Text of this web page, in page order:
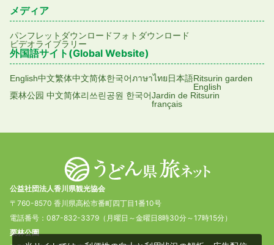
メディア
パンフレットダウンロードフォトダウンロード
ビデオライブラリー
外国語サイト(Global Website)
English中文繁体中文简体한국어ภาษาไทย日本語Ritsurin garden
English
栗林公园 中文简体리쓰린공원 한국어Jardin de Ritsurin
français
公益社団法人香川県観光協会
〒760-8570 香川県高松市番町四丁目1番10号
電話番号：087-832-3379（月曜日～金曜日8時30分～17時15分）
栗林公園